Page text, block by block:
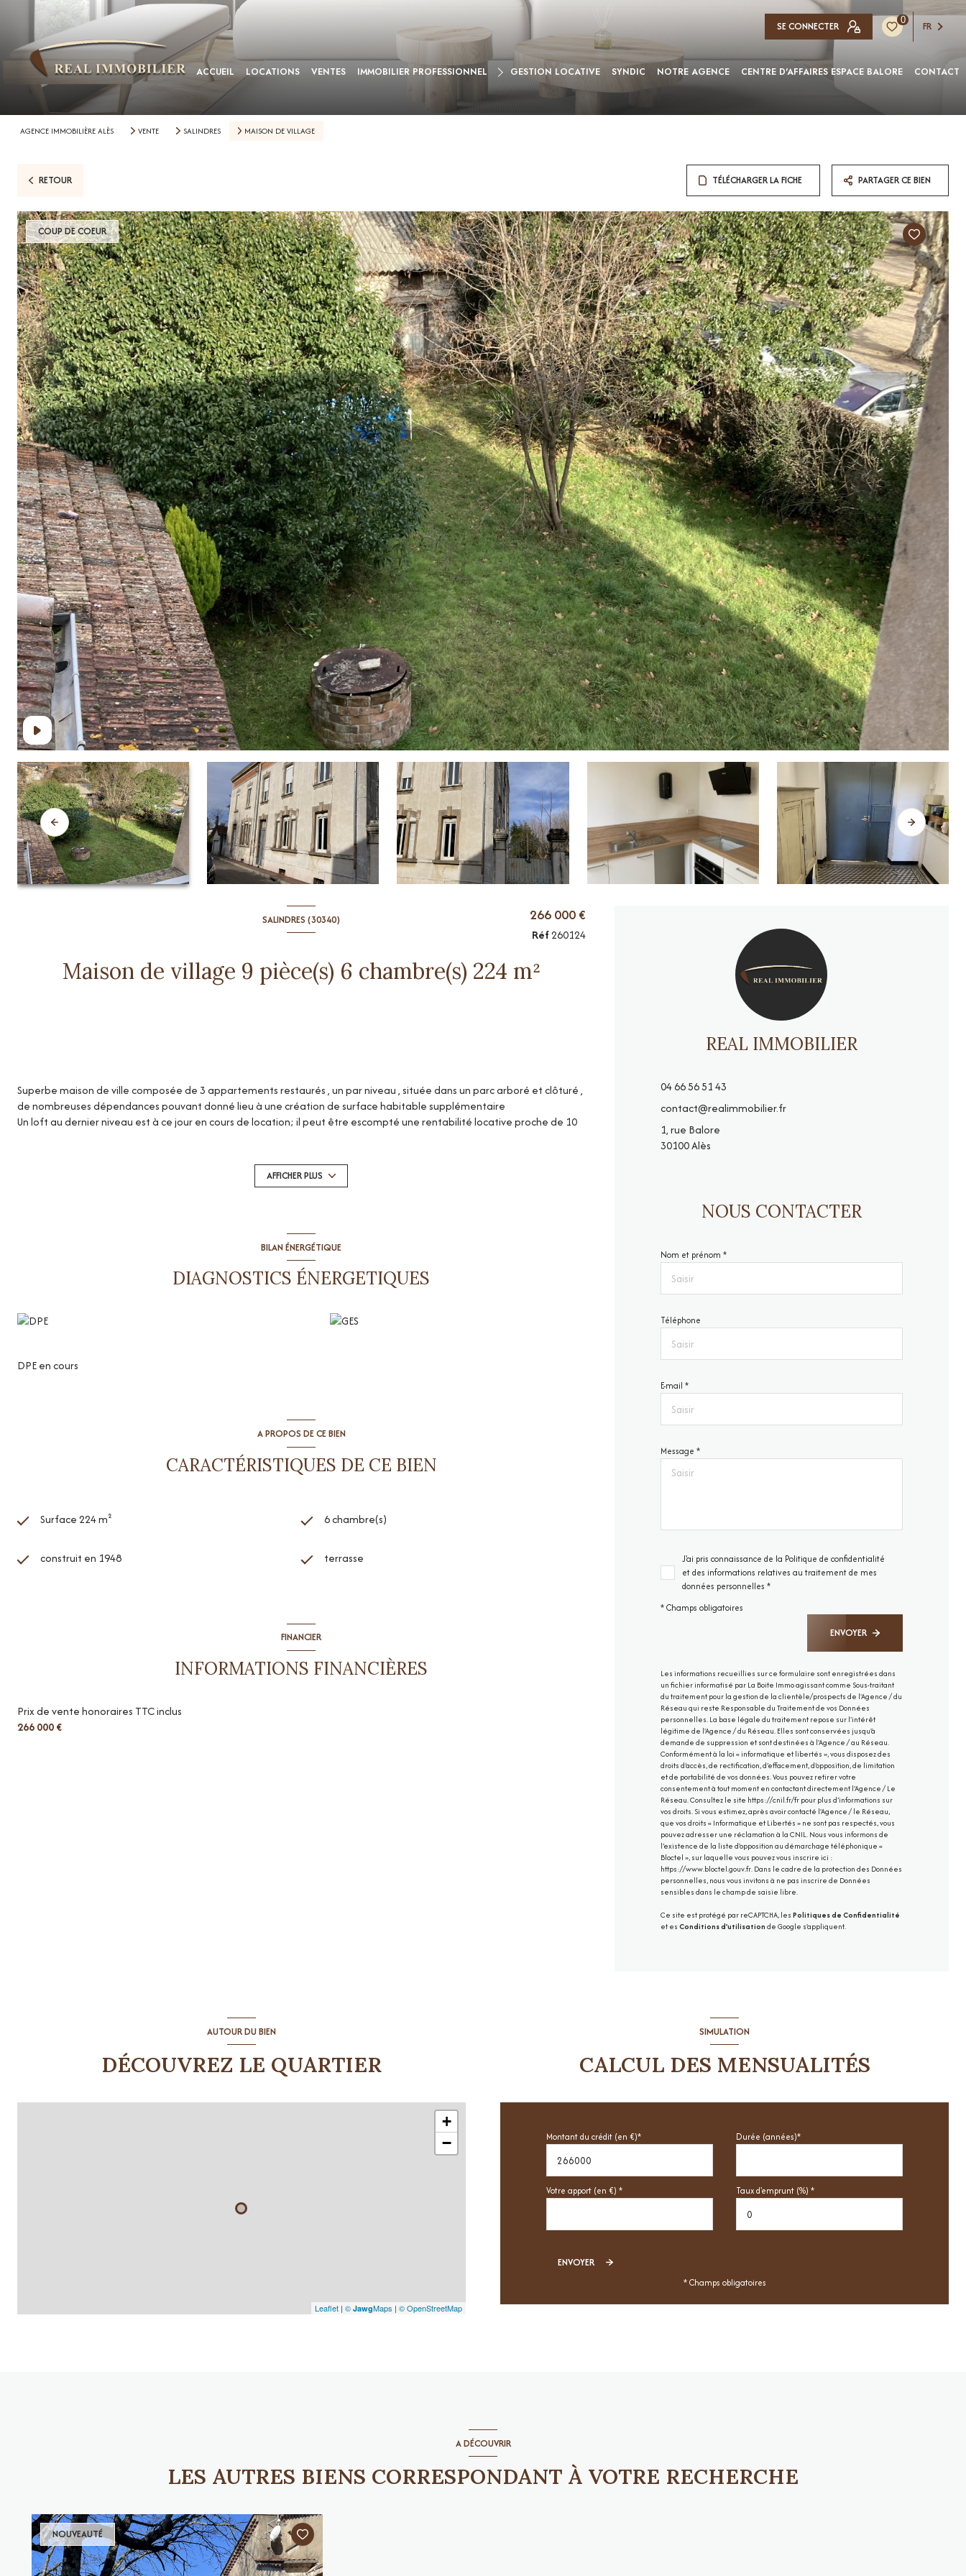
SE CONNECTER 0 FR
ACCUEIL LOCATIONS VENTES IMMOBILIER PROFESSIONNEL
VENTE GESTION LOCATIVE SYNDIC NOTRE AGENCE CENTRE D'AFFAIRES ESPACE BALORE CONTACT
AGENCE IMMOBILIÈRE ALÈS VENTE SALINDRES MAISON DE VILLAGE
RETOUR TÉLÉCHARGER LA FICHE PARTAGER CE BIEN
COUP DE COEUR
SALINDRES (30340)
Maison de village 9 pièce(s) 6 chambre(s) 224 m²
266 000 €
Réf260124
Superbe maison de ville composée de 3 appartements restaurés , un par niveau , située dans un parc arboré et clôturé ,
de nombreuses dépendances pouvant donné lieu à une création de surface habitable supplémentaire
Un loft au dernier niveau est à ce jour en cours de location; il peut être escompté une rentabilité locative proche de 10
Néanmoins , le charme de la bâtisse bourgeoise et ancienne est au rendez-vous , il peut aussi très bien convenir à une
AFFICHER PLUS
BILAN ÉNERGÉTIQUE
DIAGNOSTICS ÉNERGETIQUES
DPE en cours
A PROPOS DE CE BIEN
CARACTÉRISTIQUES DE CE BIEN
Surface 224 m² 6 chambre(s)
construit en 1948 terrasse
FINANCIER
INFORMATIONS FINANCIÈRES
Prix de vente honoraires TTC inclus
266 000 €
REAL IMMOBILIER
04 66 56 51 43
contact@realimmobilier.fr
1, rue Balore
30100 Alès
NOUS CONTACTER
Nom et prénom *
Téléphone
E-mail *
Message *
J'ai pris connaissance de la Politique de confidentialité
et des informations relatives au traitement de mes
données personnelles *
* Champs obligatoires
ENVOYER
Les informations recueillies sur ce formulaire sont enregistrées dans
un fichier informatisé par La Boite Immo agissant comme Sous-traitant
du traitement pour la gestion de la clientèle/prospects de l'Agence / du
Réseau qui reste Responsable du Traitement de vos Données
personnelles. La base légale du traitement repose sur l'intérêt
légitime de l'Agence / du Réseau. Elles sont conservées jusqu'à
demande de suppression et sont destinées à l'Agence / au Réseau.
Conformément à la loi « informatique et libertés », vous disposez des
droits d’accès, de rectification, d’effacement, d’opposition, de limitation
et de portabilité de vos données. Vous pouvez retirer votre
consentement à tout moment en contactant directement l’Agence / Le
Réseau. Consultez le site https://cnil.fr/frpour plus d’informations sur
vos droits. Si vous estimez, après avoir contacté l'Agence / le Réseau,
que vos droits « Informatique et Libertés » ne sont pas respectés, vous
pouvez adresser une réclamation à la CNIL. Nous vous informons de
l’existence de la liste d'opposition au démarchage téléphonique «
Bloctel », sur laquelle vous pouvez vous inscrire ici :
https://www.bloctel.gouv.fr. Dans le cadre de la protection des Données
personnelles, nous vous invitons à ne pas inscrire de Données
sensibles dans le champ de saisie libre.
Ce site est protégé par reCAPTCHA, les Politiques de Confidentialité
et es Conditions d'utilisation de Google s'appliquent.
AUTOUR DU BIEN
DÉCOUVREZ LE QUARTIER
+
−
Leaflet | © JawgMaps | © OpenStreetMap
SIMULATION
CALCUL DES MENSUALITÉS
Montant du crédit (en €)* Durée (années)*
Votre apport (en €) * Taux d'emprunt (%) *
ENVOYER
* Champs obligatoires
A DÉCOUVRIR
LES AUTRES BIENS CORRESPONDANT À VOTRE RECHERCHE
NOUVEAUTÉ